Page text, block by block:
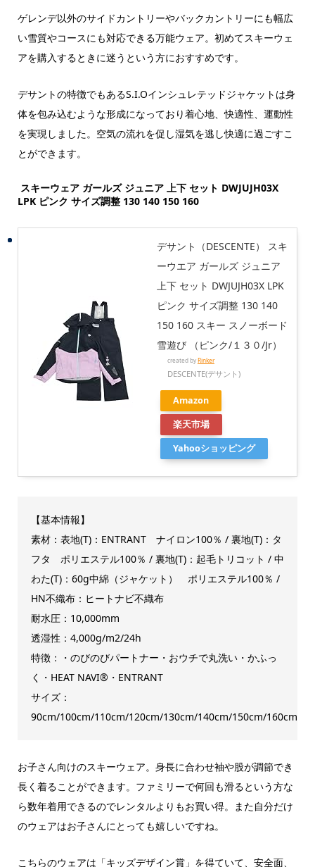
ゲレンデ以外のサイドカントリーやバックカントリーにも幅広
い雪質やコースにも対応できる万能ウェア。初めてスキーウェ
アを購入するときに迷うという方におすすめです。
デサントの特徴でもあるS.I.Oインシュレテッドジャケットは身
体を包み込むような形成になっており着心地、快適性、運動性
を実現しました。空気の流れを促し湿気を逃し快適に過ごすこ
とができます。
スキーウェア ガールズ ジュニア 上下 セット DWJUJH03X
LPK ピンク サイズ調整 130 140 150 160
デサント（DESCENTE） スキ
ーウエア ガールズ ジュニア
上下 セット DWJUJH03X LPK
ピンク サイズ調整 130 140
150 160 スキー スノーボード
雪遊び （ピンク/１３０/Jr）
created byRinker
DESCENTE(デサント)
Amazon
楽天市場
Yahooショッピング
【基本情報】
素材：表地(T)：ENTRANT ナイロン100％ / 裏地(T)：タ
フタ ポリエステル100％ / 裏地(T)：起毛トリコット / 中
わた(T)：60g中綿（ジャケット） ポリエステル100％ /
HN不織布：ヒートナビ不織布
耐水圧：10,000mm
透湿性：4,000g/m2/24h
特徴：・のびのびパートナー・おウチで丸洗い・かふっ
く・HEAT NAVI®・ENTRANT
サイズ：
90cm/100cm/110cm/120cm/130cm/140cm/150cm/160cm
お子さん向けのスキーウェア。身長に合わせ袖や股が調節でき
長く着ることができます。ファミリーで何回も滑るという方な
ら数年着用できるのでレンタルよりもお買い得。また自分だけ
のウェアはお子さんにとっても嬉しいですね。
こちらのウェアは「キッズデザイン賞」を得ていて、安全面、